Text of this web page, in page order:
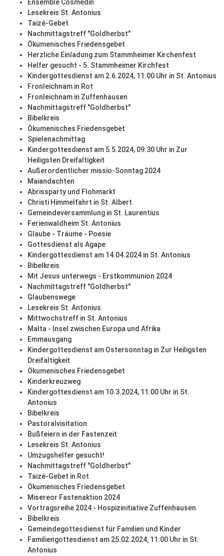
Ensemble Cosmedin
Lesekreis St. Antonius
Taizé-Gebet
Nachmittagstreff "Goldherbst"
Ökumenisches Friedensgebet
Herzliche Einladung zum Stammheimer Kirchenfest
Helfer gesucht - 5. Stammheimer Kirchfest
Kindergottesdienst am 2.6.2024, 11:00 Uhr in St. Antonius
Fronleichnam in Rot
Fronleichnam in Zuffenhausen
Nachmittagstreff "Goldherbst"
Bibelkreis
Ökumenisches Friedensgebet
Spielenachmittag
Kindergottesdienst am 5.5.2024, 09:30 Uhr in Zur
Heiligsten Dreifaltigkeit
Außerordentlicher missio-Sonntag 2024
Maiandachten
Abrissparty und Flohmarkt
Christi Himmelfahrt in St. Albert
Gemeindeversammlung in St. Laurentius
Ferienwaldheim St. Antonius
Glaube - Träume - Poesie
Gottesdienst als Agape
Kindergottesdienst am 14.04.2024 in St. Antonius
Bibelkreis
Mit Jesus unterwegs - Erstkommunion 2024
Nachmittagstreff "Goldherbst"
Glaubenswege
Lesekreis St. Antonius
Mittwochstreff in St. Antonius
Malta - Insel zwischen Europa und Afrika
Emmausgang
Kindergottesdienst am Ostersonntag in Zur Heiligsten
Dreifaltigkeit
Ökumenisches Friedensgebet
Kinderkreuzweg
Kindergottesdienst am 10.3.2024, 11:00 Uhr in St.
Antonius
Bibelkreis
Pastoralvisitation
Bußfeiern in der Fastenzeit
Lesekreis St. Antonius
Umzugshelfer gesucht!
Nachmittagstreff "Goldherbst"
Taizé-Gebet in Rot
Ökumenisches Friedensgebet
Misereor Fastenaktion 2024
Vortragsreihe 2024 - Hospizinitiative Zuffenhausen
Bibelkreis
Gemeindegottesdienst für Familien und Kinder
Familiengottesdienst am 25.02.2024, 11:00 Uhr in St.
Antonius